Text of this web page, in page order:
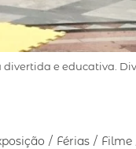
divertida e educativa.
/ Férias / Filme